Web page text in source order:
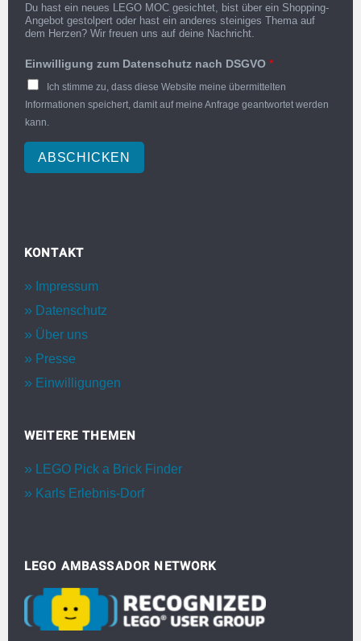
Du hast ein neues LEGO MOC gesichtet, bist über ein Shopping-
Angebot gestolpert oder hast ein anderes steiniges Thema auf
dem Herzen? Wir freuen uns auf deine Nachricht.
Einwilligung zum Datenschutz nach DSGVO *
Ich stimme zu, dass diese Website meine übermittelten
Informationen speichert, damit auf meine Anfrage geantwortet werden
kann.
ABSCHICKEN
KONTAKT
Impressum
Datenschutz
Über uns
Presse
Einwilligungen
WEITERE THEMEN
LEGO Pick a Brick Finder
Karls Erlebnis-Dorf
LEGO AMBASSADOR NETWORK